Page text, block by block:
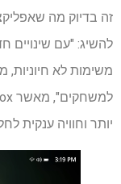
להשיג: "עם
משימות לא
יותר וחוויה ענקית